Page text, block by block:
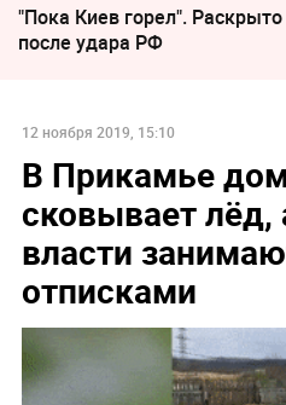
"Пока Киев горел".
после удара РФ
12 ноября 2019, 15:10
В Прикамье
сковывает
власти
отписками